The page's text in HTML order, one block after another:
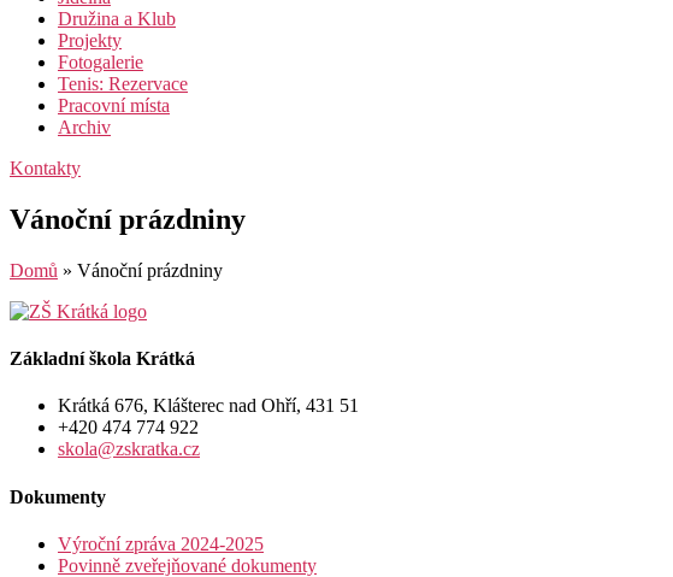
Družina a Klub
Projekty
Fotogalerie
Tenis: Rezervace
Pracovní místa
Archiv
Kontakty
Vánoční prázdniny
Domů » Vánoční prázdniny
Základní škola Krátká
Krátká 676, Klášterec nad Ohří, 431 51
+420 474 774 922
skola@zskratka.cz
Dokumenty
Výroční zpráva 2024-2025
Povinně zveřejňované dokumenty